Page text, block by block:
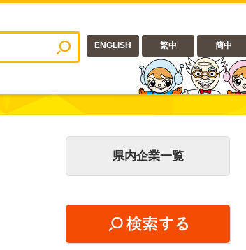
ENGLISH 繁中 簡中
県内企業一覧